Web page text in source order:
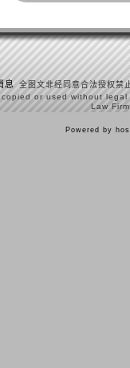
息 全图文非经同意合法授权禁
or used without
Law
Powered by